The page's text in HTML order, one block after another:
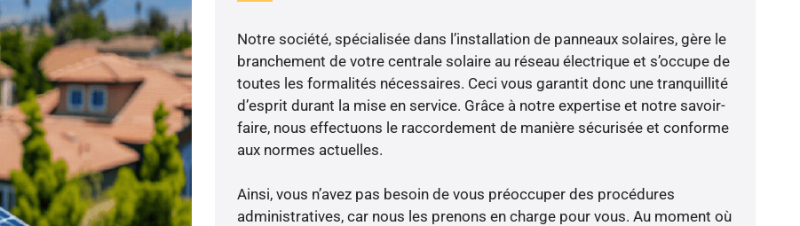
Notre société, spécialisée dans l’installation de panneaux solaires, gère le
branchement de votre centrale solaire au réseau électrique et s’occupe de
toutes les formalités nécessaires. Ceci vous garantit donc une tranquillité
d’esprit durant la mise en service. Grâce à notre expertise et notre savoir-
faire, nous effectuons le raccordement de manière sécurisée et conforme
aux normes actuelles.
Ainsi, vous n’avez pas besoin de vous préoccuper des procédures
administratives, car nous les prenons en charge pour vous. Au moment où